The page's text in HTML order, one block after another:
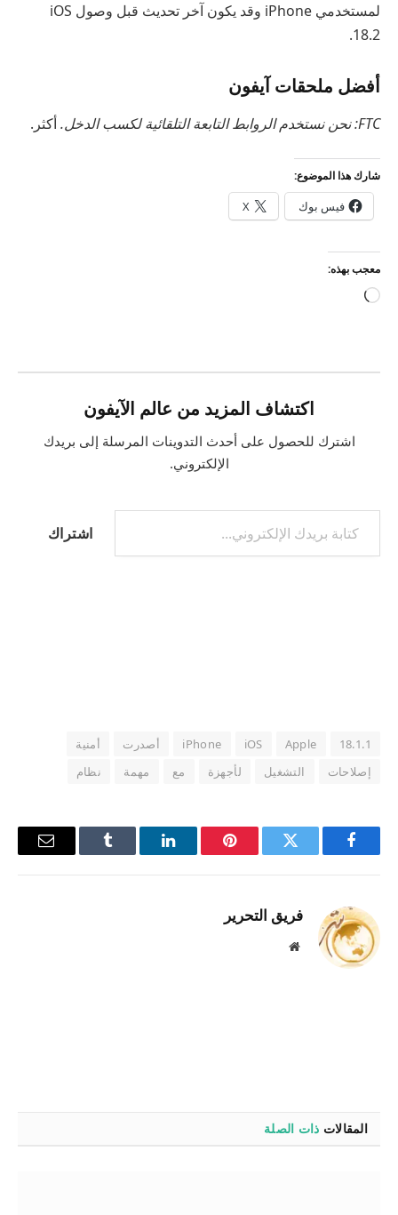
لمستخدمي iPhone وقد يكون آخر تحديث قبل وصول iOS
18.2.
أفضل ملحقات آيفون
FTC: نحن نستخدم الروابط التابعة التلقائية لكسب الدخل. أكثر.
شارك هذا الموضوع:
فيس بوك X
معجب بهذه:
جاري
اكتشاف المزيد من عالم الآيفون
اشترك للحصول على أحدث التدوينات المرسلة إلى بريدك
الإلكتروني.
كتابة بريدك الإلكتروني...
اشتراك
18.1.1
Apple
iOS
iPhone أصدرت
أمنية
إصلاحات
التشغيل لأجهزة مع مهمة نظام
فيسبوك تويتر بينتيريستلينكدإن Tumblr
البريد
فريق التحرير
موقع
المقالات ذات الصلة